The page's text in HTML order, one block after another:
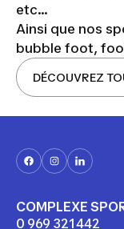
etc...
Ainsi que nos
bubble foot,
DÉCOUVREZ
COMPLEXE
0 969 321 442